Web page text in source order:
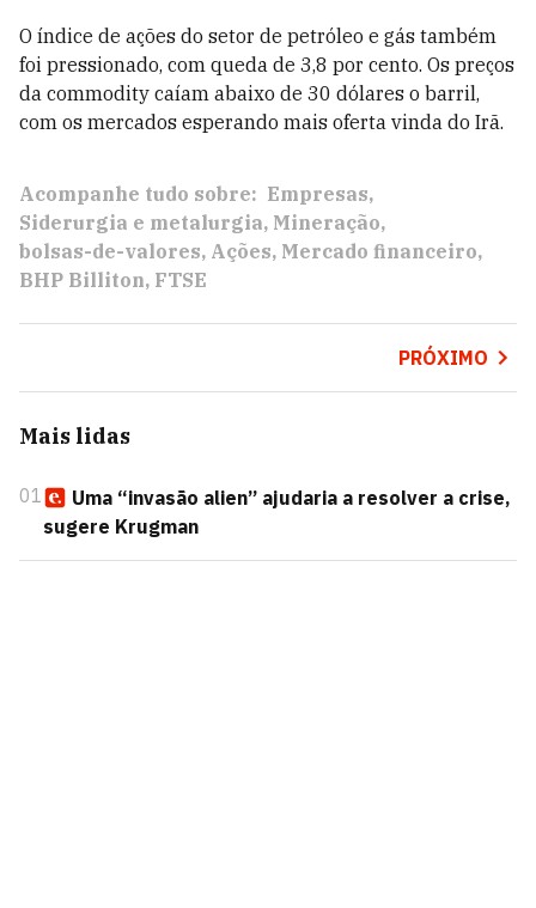
O índice de ações do setor de petróleo e gás também
foi pressionado, com queda de 3,8 por cento. Os preços
da commodity caíam abaixo de 30 dólares o barril,
com os mercados esperando mais oferta vinda do Irã.
Acompanhe tudo sobre: Empresas
Siderurgia e metalurgia Mineração
bolsas-de-valores Ações Mercado financeiro
BHP Billiton FTSE
PRÓXIMO
Mais lidas
01
Uma “invasão alien” ajudaria a resolver a crise,
sugere Krugman